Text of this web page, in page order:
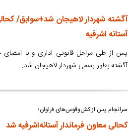
آگشته شهردار لاهیجان شد+سوابق/
آستانه اشرفیه
پس از طی مراحل قانونی اداری و با
آگشته بطور رسمی شهردار لاهیجان شد.
سرانجام پس از کش‌وقوس‌های فراوان؛
کحالی معاون فرماندار آستانه‌اشرفیه شد